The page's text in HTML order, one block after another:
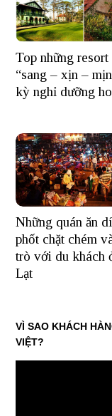
Top những
“sang – xịn –
kỳ nghỉ dưỡng
Những quán ăn
phốt chặt chém
trò với du khách
Lạt
VÌ SAO KHÁCH
VIỆT?